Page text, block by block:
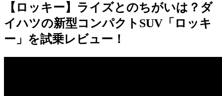
【ロッキー】ライズとのちがいは？ダ
イハツの新型コンパクトSUV「ロッキ
ー」を試乗レビュー！